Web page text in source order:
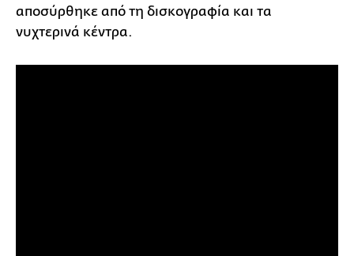
αποσύρθηκε από τη δισκογραφία και τα
νυχτερινά κέντρα.